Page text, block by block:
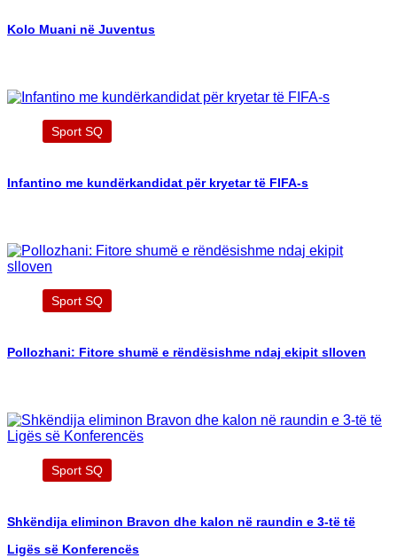
Kolo Muani në Juventus
Sport SQ
Infantino me kundërkandidat për kryetar të FIFA-s
Sport SQ
Pollozhani: Fitore shumë e rëndësishme ndaj ekipit slloven
Sport SQ
Shkëndija eliminon Bravon dhe kalon në raundin e 3-të të
Ligës së Konferencës